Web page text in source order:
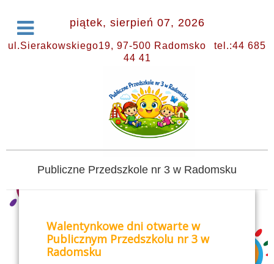
piątek, sierpień 07, 2026
ul.Sierakowskiego19, 97-500 Radomsko
tel.:44 685
44 41
Publiczne Przedszkole nr 3 w Radomsku
Walentynkowe dni otwarte w
Publicznym Przedszkolu nr 3 w
Radomsku